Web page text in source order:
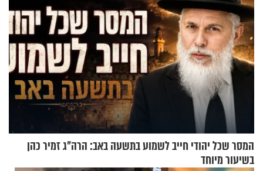
המסר שכל יהודי חייב לשמוע בתשעה באב: הרה"ג זמיר כהן
בשיעור מיוחד